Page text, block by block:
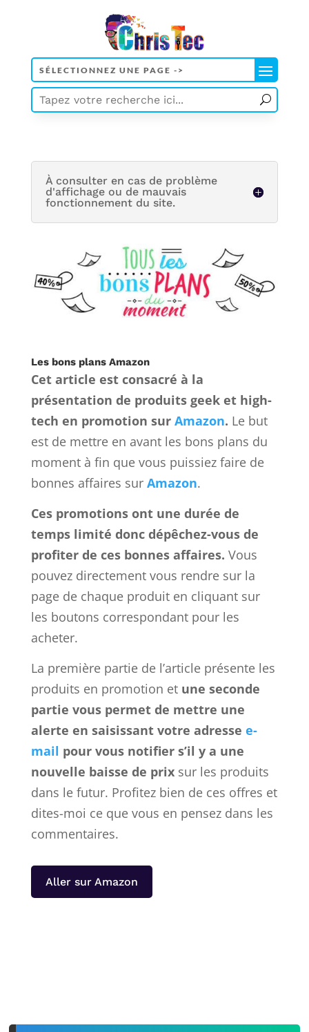
À consulter en cas de problème
d'affichage ou de mauvais
fonctionnement du site.
Les bons plans Amazon
Cet article est consacré à la
présentation de produits geek et high-
tech en promotion sur Amazon. Le but
est de mettre en avant les bons plans du
moment à fin que vous puissiez faire de
bonnes affaires sur Amazon.
Ces promotions ont une durée de
temps limité donc dépêchez-vous de
profiter de ces bonnes affaires. Vous
pouvez directement vous rendre sur la
page de chaque produit en cliquant sur
les boutons correspondant pour les
acheter.
La première partie de l’article présente les
produits en promotion et une seconde
partie vous permet de mettre une
alerte en saisissant votre adresse e-
mail pour vous notifier s’il y a une
nouvelle baisse de prixsur les produits
dans le futur. Profitez bien de ces offres et
dites-moi ce que vous en pensez dans les
commentaires.
Aller sur Amazon